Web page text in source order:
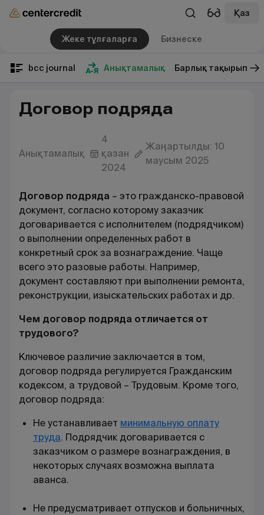
Қаз
Жеке тұлғаларға Бизнеске
bcc journal Анықтамалық Барлық тақырып
Договор подряда
Анықтамалық
4
қазан
2024
Жаңартылды: 10
маусым 2025
Договор подряда – это гражданско-правовой
документ, согласно которому заказчик
договаривается с исполнителем (подрядчиком)
о выполнении определенных работ в
конкретный срок за вознаграждение. Чаще
всего это разовые работы. Например,
документ составляют при выполнении ремонта,
реконструкции, изыскательских работах и др.
Чем договор подряда отличается от
трудового?
Ключевое различие заключается в том,
договор подряда регулируется Гражданским
кодексом, а трудовой – Трудовым. Кроме того,
договор подряда:
Не устанавливает минимальную оплату
труда. Подрядчик договаривается с
заказчиком о размере вознаграждения, в
некоторых случаях возможна выплата
аванса.
Не предусматривает отпусков и больничных,